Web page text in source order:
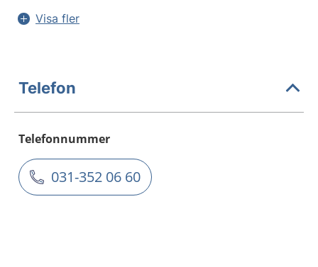
Visa fler
Telefon
Telefonnummer
031-352 06 60